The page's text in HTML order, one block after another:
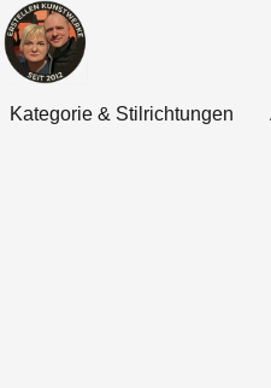
Kategorie & Stilrichtungen